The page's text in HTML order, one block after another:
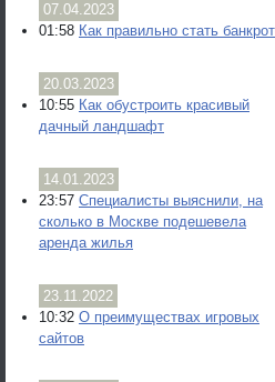
07.04.2023
01:58 Как правильно стать
20.03.2023
10:55 Как обустроить красивый
дачный ландшафт
14.01.2023
23:57 Специалисты выяснили, на
сколько в Москве подешевела
аренда жилья
23.11.2022
10:32 О преимуществах игровых
сайтов